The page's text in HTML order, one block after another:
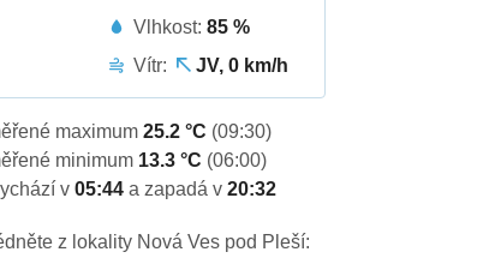
Vlhkost:85 %
Vítr:
JV, 0 km/h
maximum25.2 °C (09:30)
minimum 13.3 °C (06:00)
v05:44a zapadá v20:32
z lokality Nová Ves pod Pleší: